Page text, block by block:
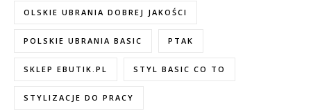
OLSKIE UBRANIA DOBREJ JAKOŚCI
POLSKIE UBRANIA BASIC PTAK
SKLEP EBUTIK.PL STYL BASIC CO TO
STYLIZACJE DO PRACY